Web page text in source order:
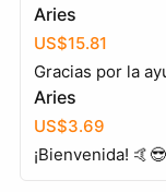
Aries
US$15.81
Gracias por la
Aries
US$3.69
¡Bienvenida!